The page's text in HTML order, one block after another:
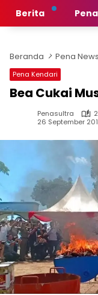
Berita
Beranda Pena News
Pena Kendari
Bea Cukai
Penasultra
26 September